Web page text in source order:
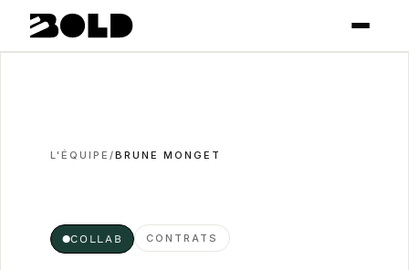
L'ÉQUIPE/BRUNE MONGET
●COLLAB CONTRATS